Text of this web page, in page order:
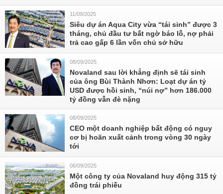
11/09/2025
Siêu dự án Aqua City vừa “tái sinh” được 3
tháng, chủ đầu tư bất ngờ báo lỗ, nợ phải
trả cao gấp 6 lần vốn chủ sở hữu
08/09/2025
Novaland sau lời khẳng định sẽ tái sinh
của ông Bùi Thành Nhơn: Loạt dự án tỷ
USD được hồi sinh, “núi nợ” hơn 186.000
tỷ đồng vẫn đè nặng
08/09/2025
CEO một doanh nghiệp bất động có nguy
cơ bị hoãn xuất cảnh trong vòng 30 ngày
tới
06/09/2025
Một công ty của Novaland huy động 315 tỷ
đồng trái phiếu